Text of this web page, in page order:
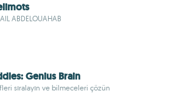
ABDELOUAHAB
Genius Brain
sıralayın ve bilmeceleri çözün